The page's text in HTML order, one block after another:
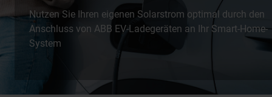
Nutzen Sie Ihren eigenen Solarstrom optimal durch den
Anschluss von ABB EV-Ladegeräten an Ihr Smart-Home-
System